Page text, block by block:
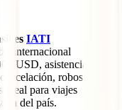
es IATI
internacional
USD, asistencia
robos,
ideal para viajes
del país.